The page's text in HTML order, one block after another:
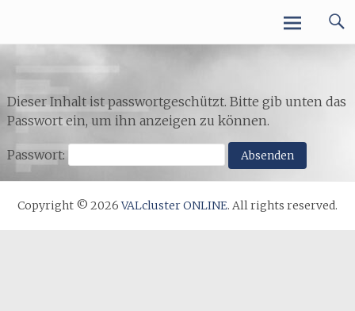
Dieser Inhalt ist passwortgeschützt. Bitte gib unten das
Passwort ein, um ihn anzeigen zu können.
Passwort:
Copyright © 2026VALcluster ONLINE. All rights reserved.